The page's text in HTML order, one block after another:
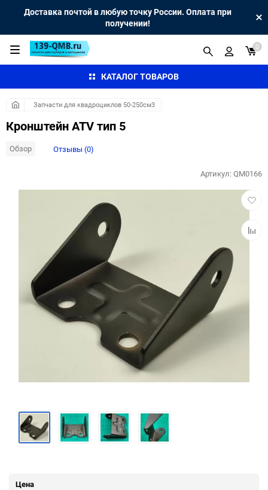
Доставка почтой в любую точку России. Оплата при
получении!
КАТАЛОГ ТОВАРОВ
0
Запчасти для квадроциклов 50-250см3
Кронштейн ATV тип 5
Обзор Отзывы (0)
в
к
Артикул:QM0166
Цена